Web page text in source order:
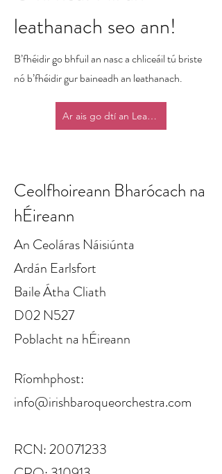
leathanach seo ann!
B’fhéidir go bhfuil an nasc a chliceáil tú briste
nó b’fhéidir gur baineadh an leathanach.
Ar ais go dtí an Leathanach Baile
Ceolfhoireann Bharócach na
hÉireann
An Ceoláras Náisiúnta
Ardán Earlsfort
Baile Átha Cliath
D02 N527
Poblacht na hÉireann
Ríomhphost:
info@irishbaroqueorchestra.com
RCN:20071233